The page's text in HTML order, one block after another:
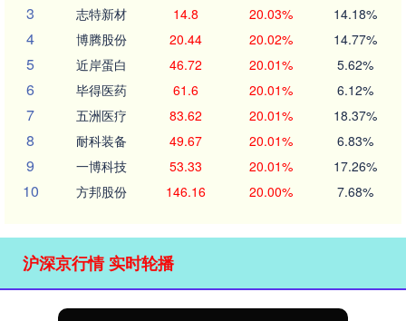
3 志特新材 14.8 20.03% 14.18%
4 博腾股份 20.44 20.02% 14.77%
5 近岸蛋白 46.72 20.01% 5.62%
6 毕得医药 61.6 20.01% 6.12%
7 五洲医疗 83.62 20.01% 18.37%
8 耐科装备 49.67 20.01% 6.83%
9 一博科技 53.33 20.01% 17.26%
10 方邦股份 146.16 20.00% 7.68%
沪深京行情 实时轮播